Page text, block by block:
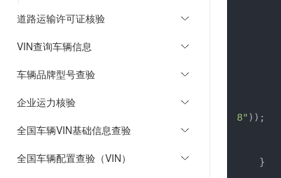
道路运输许可证核验
VIN查询车辆信息
车辆品牌型号查验
企业运力核验
全国车辆VIN基础信息查验
全国车辆配置查验（VIN）
8" ));